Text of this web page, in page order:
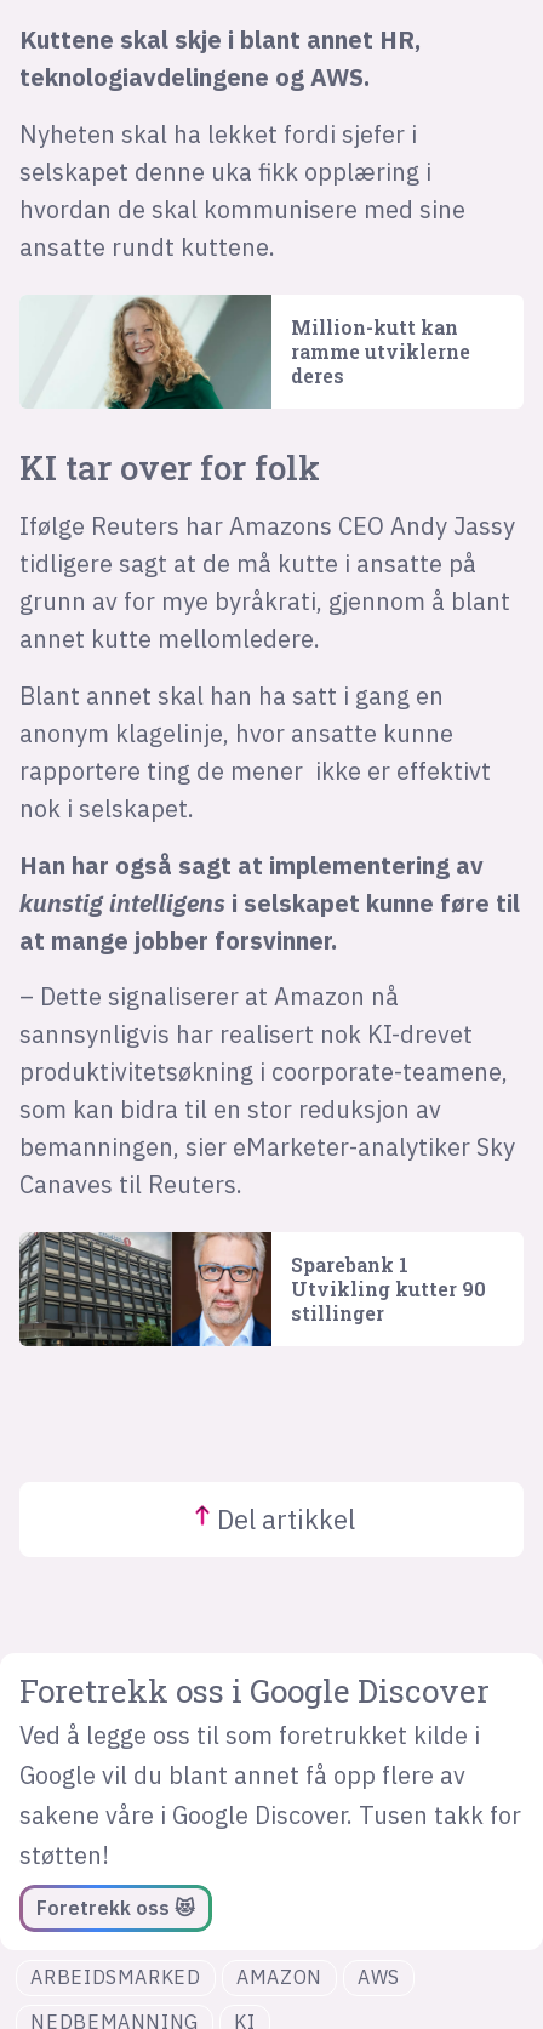
Kuttene skal skje i blant annet HR,
teknologiavdelingene og AWS.
Nyheten skal ha lekket fordi sjefer i
selskapet denne uka fikk opplæring i
hvordan de skal kommunisere med sine
ansatte rundt kuttene.
Million-kutt kan
ramme utviklerne
deres
KI tar over for folk
Ifølge Reuters har Amazons CEO Andy Jassy
tidligere sagt at de må kutte i ansatte på
grunn av for mye byråkrati, gjennom å blant
annet kutte mellomledere.
Blant annet skal han ha satt i gang en
anonym klagelinje, hvor ansatte kunne
rapportere ting de mener ikke er effektivt
nok i selskapet.
Han har også sagt at implementering av
kunstig intelligensi selskapet kunne føre til
at mange jobber forsvinner.
– Dette signaliserer at Amazon nå
sannsynligvis har realisert nok KI-drevet
produktivitetsøkning i coorporate-teamene,
som kan bidra til en stor reduksjon av
bemanningen, sier eMarketer-analytiker Sky
Canaves til Reuters.
Sparebank 1
Utvikling kutter 90
stillinger
Del artikkel
Foretrekk oss i Google Discover
Ved å legge oss til som foretrukket kilde i
Google vil du blant annet få opp flere av
sakene våre i Google Discover. Tusen takk for
støtten!
Foretrekk oss 😻
ARBEIDSMARKED AMAZON
AWS
NEDBEMANNING
KI